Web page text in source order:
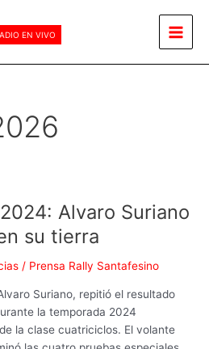
EN VIVO
Main
Alvaro Suriano
su tierra
/ Prensa Rally Santafesino
Suriano, repitió el resultado
la temporada 2024
la clase cuatriciclos. El volante